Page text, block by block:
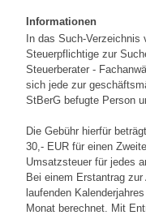
Informationen
In das Such-
Steuerpflichtige zur
Steuerberater -
sich jede zur
StBerG befugte Person
Die Gebühr hierfür
30,- EUR für einen
Umsatzsteuer für jedes
Bei einem Erstantrag
laufenden
Monat berechnet. Mit